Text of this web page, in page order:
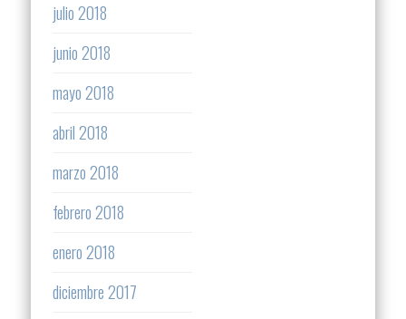
julio 2018
junio 2018
mayo 2018
abril 2018
marzo 2018
febrero 2018
enero 2018
diciembre 2017